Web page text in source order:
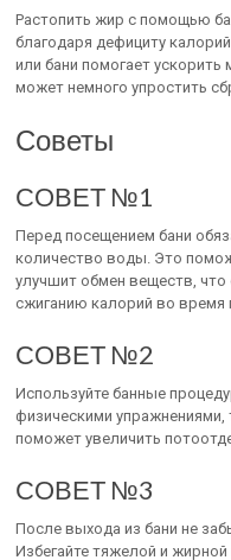
Растопить жир с помощью
благодаря дефициту
или бани помогает ускорить
может немного упростить
Советы
СОВЕТ №1
Перед посещением бани
количество воды. Это
улучшит обмен веществ,
сжиганию калорий во время
СОВЕТ №2
Используйте банные
физическими упражнениями,
поможет увеличить
СОВЕТ №3
После выхода из бани не
Избегайте тяжелой и